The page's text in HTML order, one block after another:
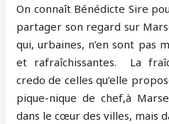
On connaît Bénédicte Sire
partager son regard sur
qui, urbaines, n’en sont pas
et rafraîchissantes. La
credo de celles qu’elle
pique-nique de chef,à
dans le cœur des villes, mais